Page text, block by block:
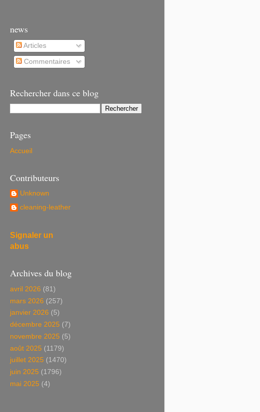
news
Articles
Commentaires
Rechercher dans ce blog
Pages
Accueil
Contributeurs
Unknown
cleaning-leather
Signaler un
abus
Archives du blog
avril 2026 (81)
mars 2026 (257)
janvier 2026 (5)
décembre 2025 (7)
novembre 2025 (5)
août 2025 (1179)
juillet 2025 (1470)
juin 2025 (1796)
mai 2025 (4)